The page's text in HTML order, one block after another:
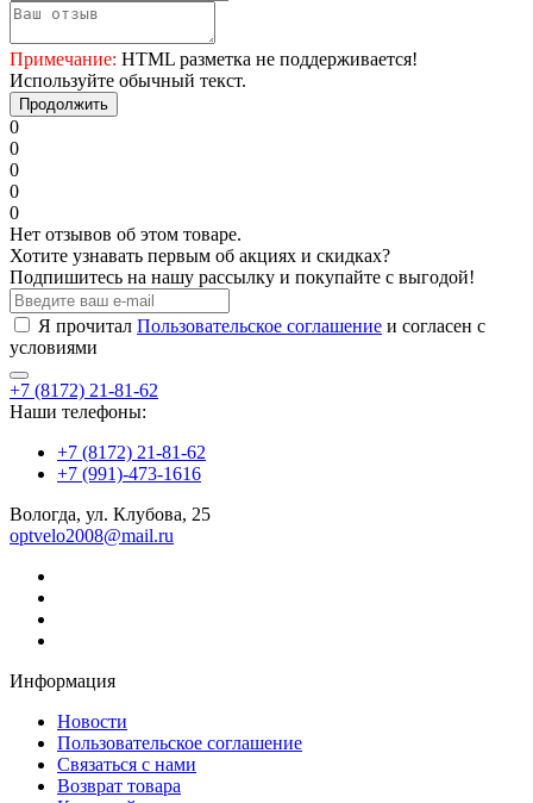
Примечание: HTML разметка не поддерживается!
Используйте обычный текст.
Продолжить
0
0
0
0
0
Нет отзывов об этом товаре.
Хотите узнавать первым об акциях и скидках?
Подпишитесь на нашу рассылку и покупайте с выгодой!
Я прочитал Пользовательское соглашение и согласен с
условиями
+7 (8172) 21-81-62
Наши телефоны:
+7 (8172) 21-81-62
+7 (991)-473-1616
Вологда, ул. Клубова, 25
optvelo2008@mail.ru
Информация
Новости
Пользовательское соглашение
Связаться с нами
Возврат товара